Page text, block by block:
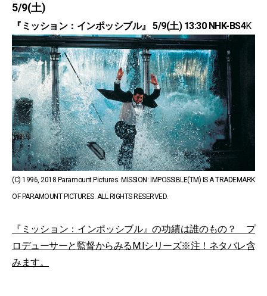
5/9(土)
『ミッション：インポッシブル』 5/9(土) 13:30 NHK-BS4K
(C) 1996, 2018 Paramount Pictures. MISSION: IMPOSSIBLE(TM) IS A TRADEMARK
OF PARAMOUNT PICTURES. ALL RIGHTS RESERVED.
『ミッション：インポッシブル』の功績は誰のもの？ プ
ロデューサーと監督からみるM:Iシリーズ※注！ネタバレ含
みます。